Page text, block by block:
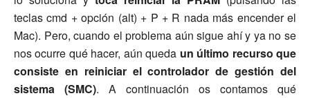
teclas cmd + opción (alt) + P + R nada más encender el
Mac). Pero, cuando el problema aún sigue ahí y ya no se
nos ocurre qué hacer, aún queda un último recurso que
consiste en reiniciar el controlador de gestión del
sistema (SMC). A continuación os contamos qué